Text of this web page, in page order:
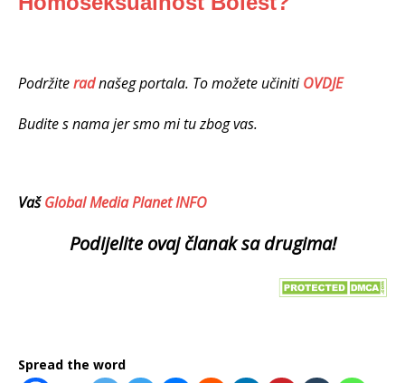
Podržiteradnašeg portala. To možete učinitiOVDJE
Budite s nama jer smo mi tu zbog vas.
VašGlobal Media Planet INFO
Podijelite ovaj članak sa drugima!
Spread the word